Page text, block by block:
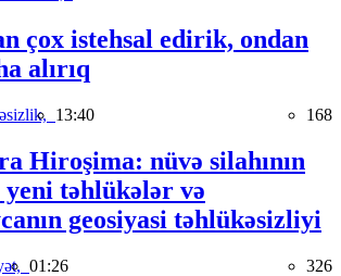
çox istehsal edirik, ondan
alırıq
13:40 168
Hiroşima: nüvə silahının
təhlükələr və
geosiyasi təhlükəsizliyi
01:26 326